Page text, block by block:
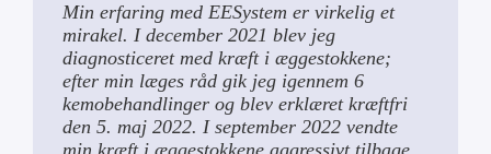
Min erfaring med EESystem er virkelig et
mirakel. I december 2021 blev jeg
diagnosticeret med kræft i æggestokkene;
efter min læges råd gik jeg igennem 6
kemobehandlinger og blev erklæret kræftfri
den 5. maj 2022. I september 2022 vendte